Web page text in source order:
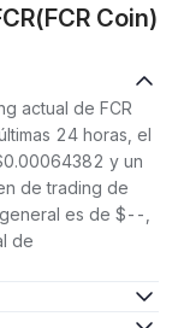
Coin)
actual de FCR
24 horas, el
y un
de trading de
es de $--,
de